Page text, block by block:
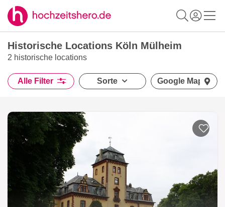
Historische Locations Köln Mülheim
2 historische locations
Alle Filter Sorte Google Maps